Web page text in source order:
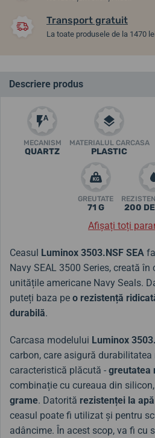
Transport gratuit
La toate produsele de la 1470
Descriere produs
MECANISM
QUARTZ
MATERIALUL CARCASA
PLASTIC
GREUTATE
71 G 200
Afișați toți
Ceasul Luminox 3503.NSF SEA
Navy SEAL 3500 Series, creată
unitățile americane Navy Seals.
puteți baza pe o rezistență
durabilă.
Carcasa modelului Luminox
carbon, care asigură durabilitatea
caracteristică plăcută - greutatea
combinație cu cureaua din
grame. Datorită rezistenței la apă
ceasul poate fi utilizat și pentru
adâncime. În acest scop, va fi cu